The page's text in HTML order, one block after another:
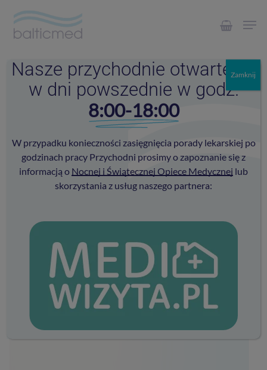
main
Nasze przychodnie otwarte są
w dni powszednie w godz.
8:00-18:00
W przypadku konieczności zasięgnięcia porady lekarskiej po
godzinach pracy Przychodni prosimy o zapoznanie się z
informacją o Nocnej i Świątecznej Opiece Medycznej lub
skorzystania z usług naszego partnera:
Zamknij